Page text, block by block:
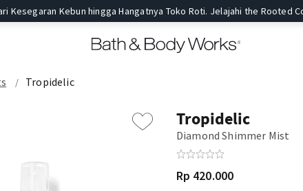
Kesegaran Kebun hingga Hangatnya Toko Roti. Jelajahi the Rooted
Tropidelic
Tropidelic
Diamond Shimmer Mist
Rp 420.000